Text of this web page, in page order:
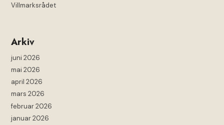
Villmarksrådet
Arkiv
juni 2026
mai 2026
april 2026
mars 2026
februar 2026
januar 2026